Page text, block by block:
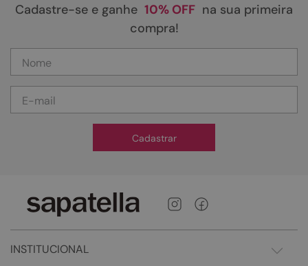
Cadastre-se e ganhe 10% OFF na sua primeira
compra!
Cadastrar
INSTITUCIONAL